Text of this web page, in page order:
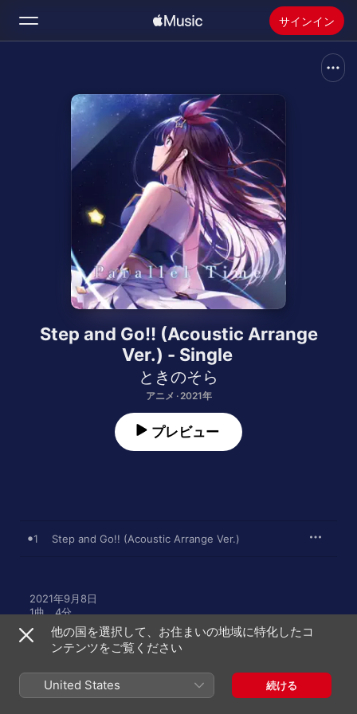
サインイン
ホーム
新着おすすめ
Apple Musicをインストール
Step and Go!! (Acoustic Arrange
Ver.) - Single
ときのそら
アニメ · 2021年
プレビュー
1 Step and Go!! (Acoustic Arrange Ver.)
2021年9月8日
1曲、4分
℗ Victor Entertainment
他の国を選択して、お住まいの地域に特化したコ
ンテンツをご覧ください
United States 続ける